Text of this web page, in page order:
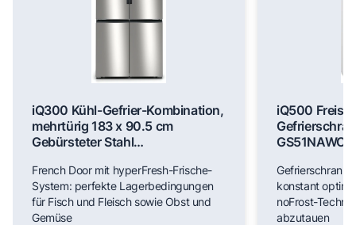
iQ300 Kühl-Gefrier-Kombination,
mehrtürig 183 x 90.5 cm
Gebürsteter Stahl
KF96NVPEA
French Door mit hyperFresh-Frische-
System: perfekte Lagerbedingungen
für Fisch und Fleisch sowie Obst und
Gemüse
iQ500
GS51NAWCV
Gefrierschrank
konstant
noFrost-
abzutauen